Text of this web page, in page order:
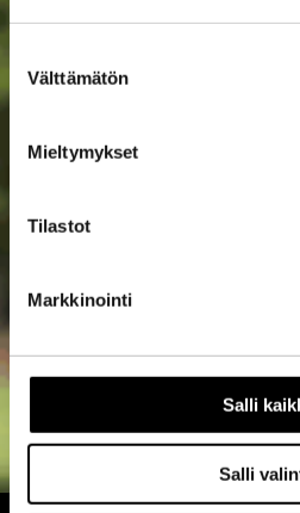
valinta
Välttämätön
Mieltymykset
Tilastot
Markkinointi
Salli
Salli